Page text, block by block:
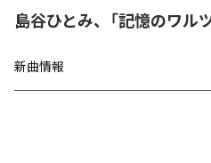
島谷ひとみ、「記憶のワル
新曲情報